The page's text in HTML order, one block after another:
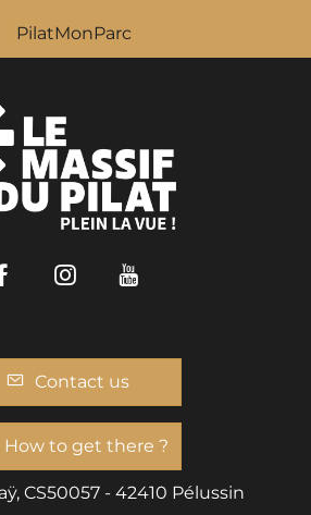
PilatMonParc
FacebookInstagram
Contact us
How to get there ?
CS50057 - 42410 Pélussin